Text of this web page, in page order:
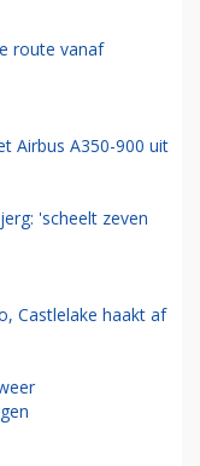
route vanaf
Airbus A350-900 uit
'scheelt zeven
Castlelake haakt af